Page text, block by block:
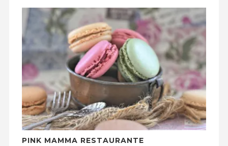
PINK MAMMA RESTAURANTE